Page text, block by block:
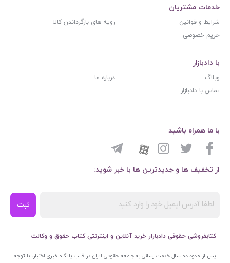
خدمات مشتریان
شرایط و قوانین
رویه های بازگرداندن کالا
حریم خصوصی
با دادبازار
وبلاگ
درباره ما
تماس با دادبازار
از تخفیف ها و جدیدترین ها با خبر شوید:
ثبت
با ما همراه باشید
کتابفروشی حقوقی دادبازار خرید آنلاین و اینترنتی کتاب حقوق و وکالت
پس از حدود ده سال خدمت رسانی به جامعه حقوقی ایران در قالب پایگاه خبری اختبار، با توجه